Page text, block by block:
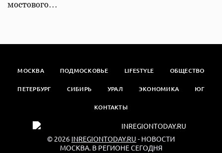
мостового…
МОСКВА ПОДМОСКОВЬЕ LIFESTYLE ОБЩЕСТВО
ПЕТЕРБУРГ СИБИРЬ УРАЛ ЭКОНОМИКА ЮГ
КОНТАКТЫ
© 2026 INREGIONTODAY.RU - НОВОСТИ
МОСКВА. В РЕГИОНЕ СЕГОДНЯ